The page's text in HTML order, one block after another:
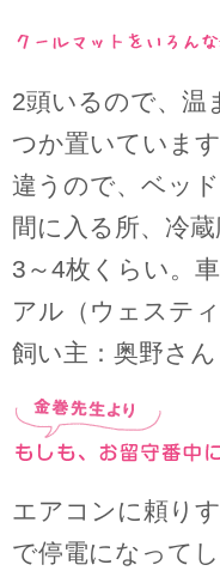
2頭いるので、温
つか置いていま
違うので、ベッ
間に入る所、冷
3～4枚くらい。
アル（ウェステ
飼い主：奥野さん
エアコンに頼り
で停電になって